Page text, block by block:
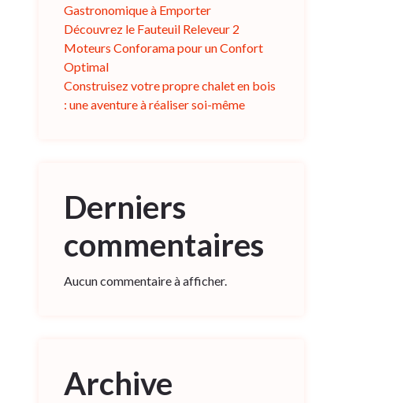
Gastronomique à Emporter
Découvrez le Fauteuil Releveur 2
Moteurs Conforama pour un Confort
Optimal
Construisez votre propre chalet en bois
: une aventure à réaliser soi-même
Derniers
commentaires
Aucun commentaire à afficher.
Archive